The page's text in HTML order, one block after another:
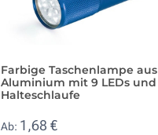
Farbige Taschenlampe aus
Aluminium mit 9 LEDs und
Halteschlaufe
Ab: 1,68 €